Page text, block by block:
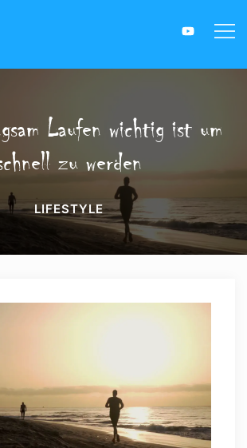
Laufen wichtig ist um
zu werden
LIFESTYLE